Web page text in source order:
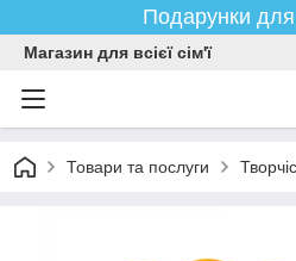
Подарунки для
Магазин для всієї сім'ї
Товари та послуги